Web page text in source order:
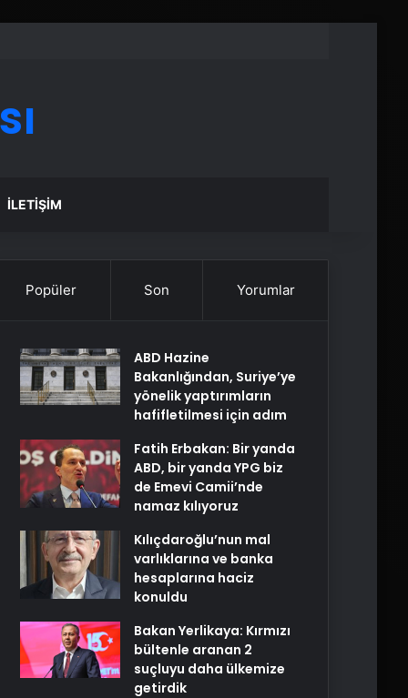
İLETIŞIM
Popüler Son Yorumlar
ABD Hazine
Bakanlığından, Suriye’ye
yönelik yaptırımların
hafifletilmesi için adım
Fatih Erbakan: Bir yanda
ABD, bir yanda YPG biz
de Emevi Camii’nde
namaz kılıyoruz
Kılıçdaroğlu’nun mal
varlıklarına ve banka
hesaplarına haciz
konuldu
Bakan Yerlikaya: Kırmızı
bültenle aranan 2
suçluyu daha ülkemize
getirdik